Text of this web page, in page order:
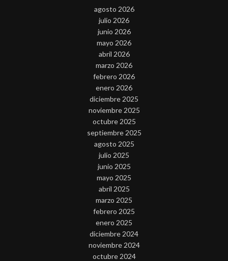
agosto 2026
julio 2026
junio 2026
mayo 2026
abril 2026
marzo 2026
febrero 2026
enero 2026
diciembre 2025
noviembre 2025
octubre 2025
septiembre 2025
agosto 2025
julio 2025
junio 2025
mayo 2025
abril 2025
marzo 2025
febrero 2025
enero 2025
diciembre 2024
noviembre 2024
octubre 2024